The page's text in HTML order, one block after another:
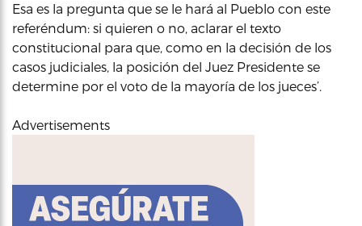
Esa es la pregunta que se le hará al Pueblo con este
referéndum: si quieren o no, aclarar el texto
constitucional para que, como en la decisión de los
casos judiciales, la posición del Juez Presidente se
determine por el voto de la mayoría de los jueces’.
Advertisements